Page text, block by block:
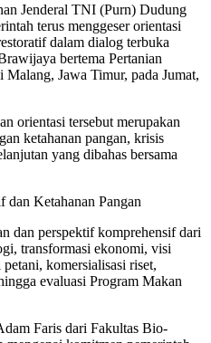
Jenderal TNI (Purn) Dudung
terus menggeser orientasi
dalam dialog terbuka
bertema Pertanian
Jawa Timur, pada Jumat,
orientasi tersebut merupakan
ketahanan pangan, krisis
yang dibahas bersama
Ketahanan Pangan
dan perspektif komprehensif dari
transformasi ekonomi, visi
komersialisasi riset,
evaluasi Program Makan
Faris dari Fakultas Bio-